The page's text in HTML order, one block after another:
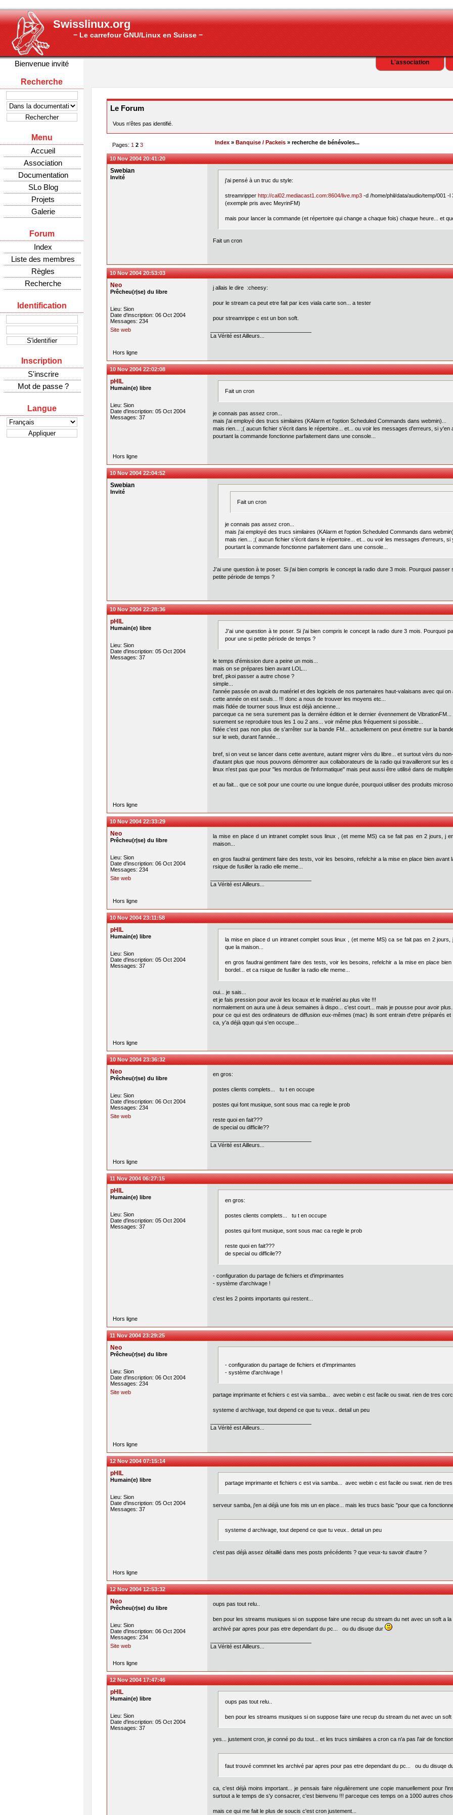
Swisslinux.org
− Le carrefour GNU/Linux en Suisse −
L'association
Bienvenue invité
Recherche
Menu
Accueil
Association
Documentation
SLo Blog
Projets
Galerie
Forum
Index
Liste des membres
Règles
Recherche
Identification
Inscription
S'inscrire
Mot de passe ?
Langue
Le Forum
Vous n'êtes pas identifié.
Pages: 1 2 3 Index » Banquise / Packeis » recherche de bénévoles...
10 Nov 2004 20:41:20
Swebian
Invité j'ai pensé à un truc du style:
streamripper http://cal02.mediacast1.com:8604/live.mp3 -d /home/phil/data/audio/temp/001 -l
(exemple pris avec MeyrinFM)
mais pour lancer la commande (et répertoire qui change a chaque fois) chaque heure... et
Fait un cron
10 Nov 2004 20:53:03
Neo
Prêcheu(r|se) du libre
Lieu: Sion
Date d'inscription: 06 Oct 2004
Messages: 234
Site web
j allais le dire :cheesy:
pour le stream ca peut etre fait par ices viala carte son... a tester
pour streamrippe c est un bon soft.
La Vérité est Ailleurs...
Hors ligne
10 Nov 2004 22:02:08
pHIL
Humain(e) libre
Lieu: Sion
Date d'inscription: 05 Oct 2004
Messages: 37
Fait un cron
je connais pas assez cron...
mais j'ai employé des trucs similaires (KAlarm et l'option Scheduled Commands dans webmin)...
mais rien... ;( aucun fichier s'écrit dans le répertoire... et... ou voir les messages d'erreurs, si y'en
pourtant la commande fonctionne parfaitement dans une console...
Hors ligne
10 Nov 2004 22:04:52
Swebian
Invité
Fait un cron
je connais pas assez cron...
mais j'ai employé des trucs similaires (KAlarm et l'option Scheduled Commands dans
mais rien... ;( aucun fichier s'écrit dans le répertoire... et... ou voir les messages d'erreurs, si
pourtant la commande fonctionne parfaitement dans une console...
J'ai une question à te poser. Si j'ai bien compris le concept la radio dure 3 mois. Pourquoi
petite période de temps ?
10 Nov 2004 22:28:36
pHIL
Humain(e) libre
Lieu: Sion
Date d'inscription: 05 Oct 2004
Messages: 37
J'ai une question à te poser. Si j'ai bien compris le concept la radio dure 3 mois. Pourquoi
pour une si petite période de temps ?
le temps d'émission dure a peine un mois...
mais on se prépares bien avant LOL...
bref, pkoi passer a autre chose ?
simple...
l'année passée on avait du matériel et des logiciels de nos partenaires haut-valaisans avec qui on
cette année on est seuls... !!! donc a nous de trouver les moyens etc...
mais l'idée de tourner sous linux est déjà ancienne...
parceque ca ne sera surement pas la dernière édition et le dernier évennement de
surement se reproduire tous les 1 ou 2 ans... voir même plus fréquement si possible...
l'idée c'est pas non plus de s'arrêter sur la bande FM... actuellement on peut émettre sur la
sur le web, durant l'année...
bref, si on veut se lancer dans cette aventure, autant migrer vèrs du libre... et surtout vèrs du
d'autant plus que nous pouvons démontrer aux collaborateurs de la radio qui travailleront sur
linux n'est pas que pour "les mordus de l'informatique" mais peut aussi être utilisé dans de
et au fait... que ce soit pour une courte ou une longue durée, pourquoi utiliser des produits
Hors ligne
10 Nov 2004 22:33:29
Neo
Prêcheu(r|se) du libre
Lieu: Sion
Date d'inscription: 06 Oct 2004
Messages: 234
Site web
la mise en place d un intranet complet sous linux , (et meme MS) ca se fait pas en 2 jours, j
maison...
en gros faudrai gentiment faire des tests, voir les besoins, refelchir a la mise en place bien
rsique de fusiller la radio elle meme...
La Vérité est Ailleurs...
Hors ligne
10 Nov 2004 23:11:58
pHIL
Humain(e) libre
Lieu: Sion
Date d'inscription: 05 Oct 2004
Messages: 37
la mise en place d un intranet complet sous linux , (et meme MS) ca se fait pas en 2
que la maison...
en gros faudrai gentiment faire des tests, voir les besoins, refelchir a la mise en place
bordel... et ca rsique de fusiller la radio elle meme...
oui... je sais...
et je fais pression pour avoir les locaux et le matériel au plus vite !!!
normalement on aura une à deux semaines à dispo... c'est court... mais je pousse pour avoir plus...
pour ce qui est des ordinateurs de diffusion eux-mêmes (mac) ils sont entrain d'etre préparés
ca, y'a déjà qqun qui s'en occupe...
Hors ligne
10 Nov 2004 23:36:32
Neo
Prêcheu(r|se) du libre
Lieu: Sion
Date d'inscription: 06 Oct 2004
Messages: 234
Site web
en gros:
postes clients complets... tu t en occupe
postes qui font musique, sont sous mac ca regle le prob
reste quoi en fait???
de special ou difficile??
La Vérité est Ailleurs...
Hors ligne
11 Nov 2004 06:27:15
pHIL
Humain(e) libre
Lieu: Sion
Date d'inscription: 05 Oct 2004
Messages: 37
en gros:
postes clients complets... tu t en occupe
postes qui font musique, sont sous mac ca regle le prob
reste quoi en fait???
de special ou difficile??
- configuration du partage de fichiers et d'imprimantes
- système d'archivage !
c'est les 2 points importants qui restent...
Hors ligne
11 Nov 2004 23:29:25
Neo
Prêcheu(r|se) du libre
Lieu: Sion
Date d'inscription: 06 Oct 2004
Messages: 234
Site web
- configuration du partage de fichiers et d'imprimantes
- système d'archivage !
partage imprimante et fichiers c est via samba... avec webin c est facile ou swat. rien de tres
systeme d archivage, tout depend ce que tu veux.. detail un peu
La Vérité est Ailleurs...
Hors ligne
12 Nov 2004 07:15:14
pHIL
Humain(e) libre
Lieu: Sion
Date d'inscription: 05 Oct 2004
Messages: 37
partage imprimante et fichiers c est via samba... avec webin c est facile ou swat. rien de
serveur samba, j'en ai déjà une fois mis un en place... mais les trucs basic "pour que ca
systeme d archivage, tout depend ce que tu veux.. detail un peu
c'est pas déjà assez détaillé dans mes posts précédents ? que veux-tu savoir d'autre ?
Hors ligne
12 Nov 2004 12:53:32
Neo
Prêcheu(r|se) du libre
Lieu: Sion
Date d'inscription: 06 Oct 2004
Messages: 234
Site web
oups pas tout relu..
ben pour les streams musiques si on suppose faire une recup du stream du net avec un soft a
archivé par apres pour pas etre dependant du pc... ou du disuqe dur
La Vérité est Ailleurs...
Hors ligne
12 Nov 2004 17:47:46
pHIL
Humain(e) libre
Lieu: Sion
Date d'inscription: 05 Oct 2004
Messages: 37
oups pas tout relu..
ben pour les streams musiques si on suppose faire une recup du stream du net avec un
yes... justement cron, je conné po du tout... et les trucs similaires a cron ca n'a pas l'air de
faut trouvé commnet les archivé par apres pour pas etre dependant du pc... ou du disuqe
ca, c'est déjà moins important... je pensais faire régulièrement une copie manuellement pour
surtout a le temps de s'y consacrer, c'est bienvenu !!! parceque ces temps on a 1000 autres
mais ce qui me fait le plus de soucis c'est cron justement...